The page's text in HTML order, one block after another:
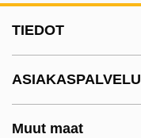
TIEDOT
ASIAKASPALVELU
Muut maat